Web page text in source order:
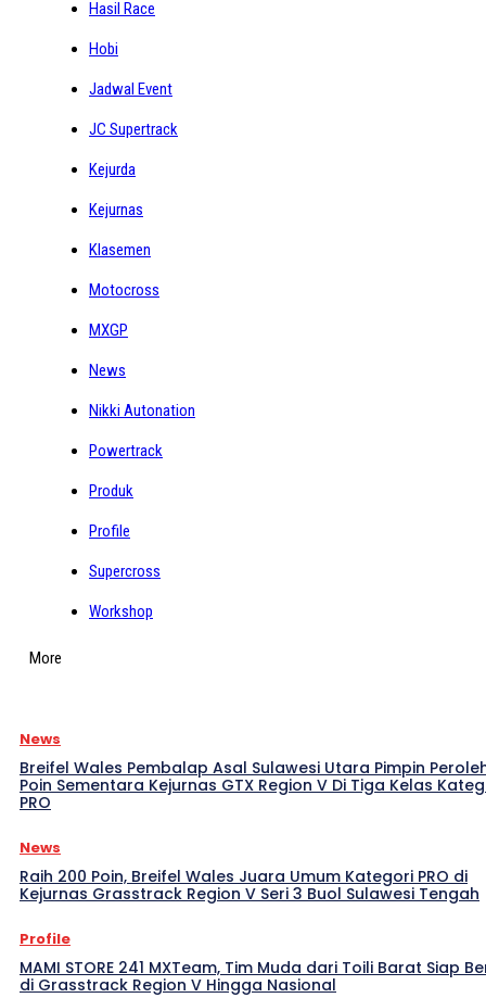
Hasil Race
Hobi
Jadwal Event
JC Supertrack
Kejurda
Kejurnas
Klasemen
Motocross
MXGP
News
Nikki Autonation
Powertrack
Produk
Profile
Supercross
Workshop
More
News
Breifel Wales Pembalap Asal Sulawesi Utara Pimpin
Poin Sementara Kejurnas GTX Region V Di Tiga Kelas
PRO
News
Raih 200 Poin, Breifel Wales Juara Umum Kategori PRO di
Kejurnas Grasstrack Region V Seri 3 Buol Sulawesi Tengah
Profile
MAMI STORE 241 MXTeam, Tim Muda dari Toili Barat Siap
di Grasstrack Region V Hingga Nasional